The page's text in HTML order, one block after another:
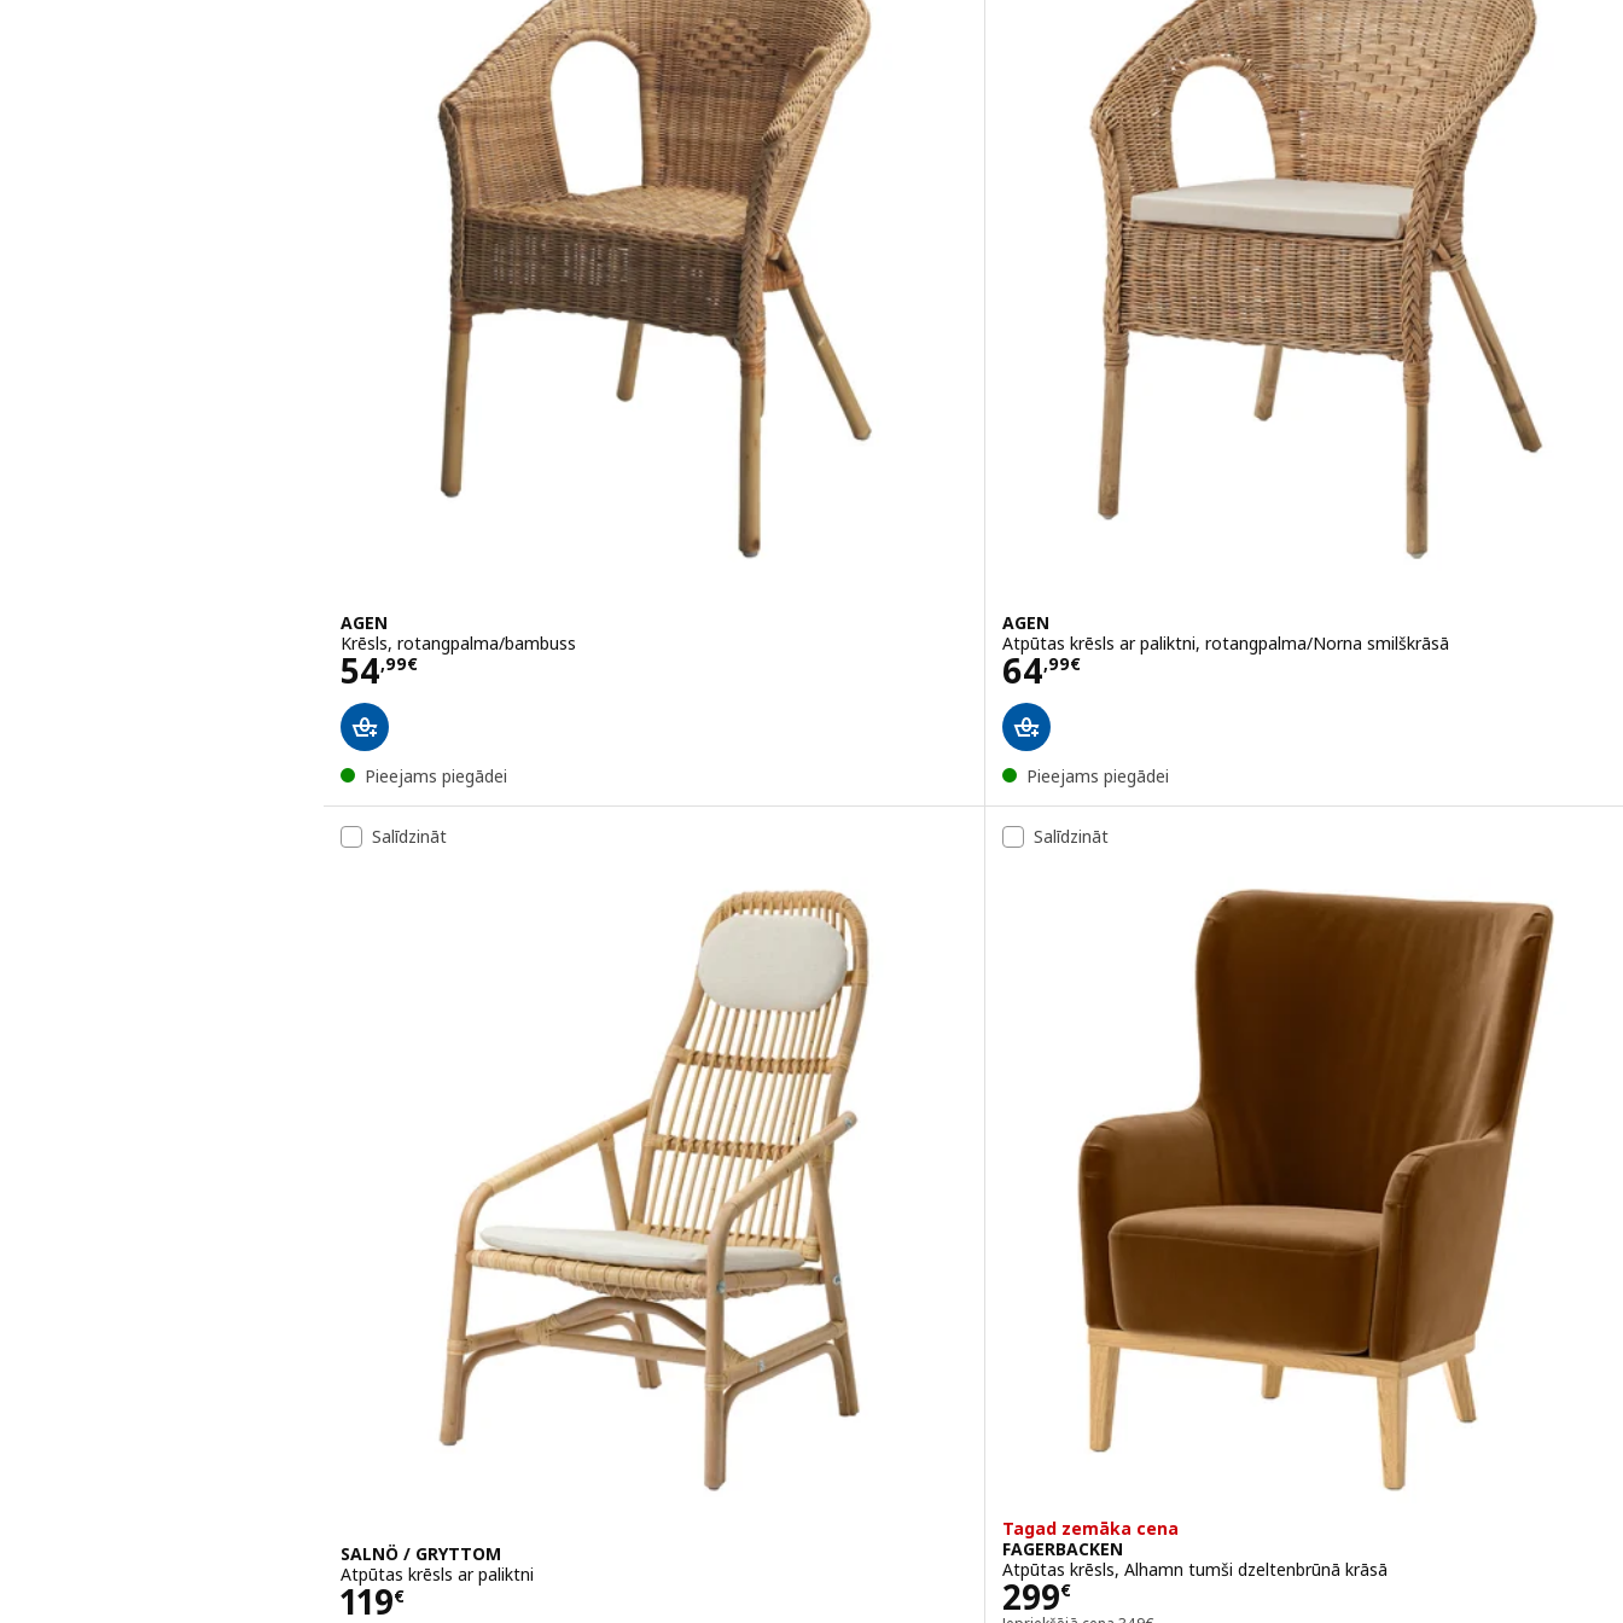
AGEN
Krēsls, rotangpalma/bambuss
54,99€
Cena 54,99€
Pieejams piegādei
AGEN
Atpūtas krēsls ar paliktni, rotangpalma/Norna smilškrāsā
64,99€
Cena 64,99€
Pieejams piegādei
Salīdzināt
SALNÖ / GRYTTOM
Atpūtas krēsls ar paliktni
119€
Cena 119€
Salīdzināt
Tagad zemāka cena
FAGERBACKEN
Atpūtas krēsls, Alhamn tumši dzeltenbrūnā krāsā
299€
Cena 299€